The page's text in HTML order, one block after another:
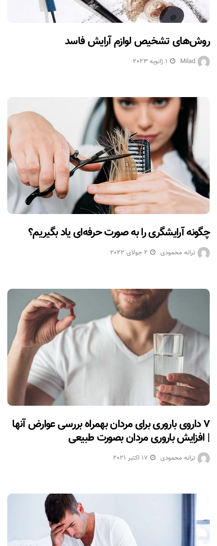
روش‌های تشخیص لوازم آرایش فاسد
Milad 1 ژانویه 2023
چگونه آرایشگری را به صورت حرفه‌ای یاد بگیریم؟
ترانه محمودی 2 جولای 2022
۷ داروی باروری برای مردان بهمراه بررسی عوارض آنها
| افزایش باروری مردان بصورت طبیعی
ترانه محمودی 17 اکتبر 2021